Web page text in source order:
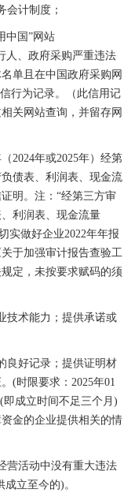
会计制度；
中国 ”网站
人、政府采购严重违法
名单 且在中国政府采购网
行为记录。（此信用记
关网站查询，并留存网
2024年或2025年）经第
债表、利润表、现金流
明。 注： “经第三方审
利润表、现金流量
实做好企业2022年年报
于加强审计报告查验工
定，未按要求赋码的须
技术能力；提供承诺或
良好记录；提供证明材
(时限要求： 2025年01
(即成立时间不足三个月 )
金的企业提供相关的情
营活动中没有重大违法
成立至今的)。